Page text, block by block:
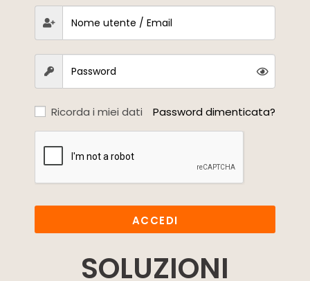
Ricorda i miei dati Password dimenticata?
ACCEDI
SOLUZIONI